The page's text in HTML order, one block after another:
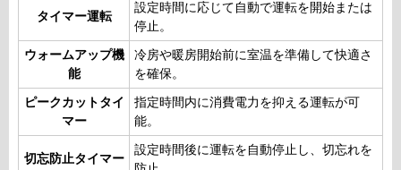
タイマー運転
設定時間に応じて自動で運転を開始または
停止。
ウォームアップ機
能
冷房や暖房開始前に室温を準備して快適さ
を確保。
ピークカットタイ
マー
指定時間内に消費電力を抑える運転が可
能。
切忘防止タイマー
設定時間後に運転を自動停止し、切忘れを